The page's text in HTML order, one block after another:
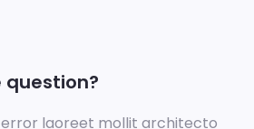
question?
error laoreet mollit architecto